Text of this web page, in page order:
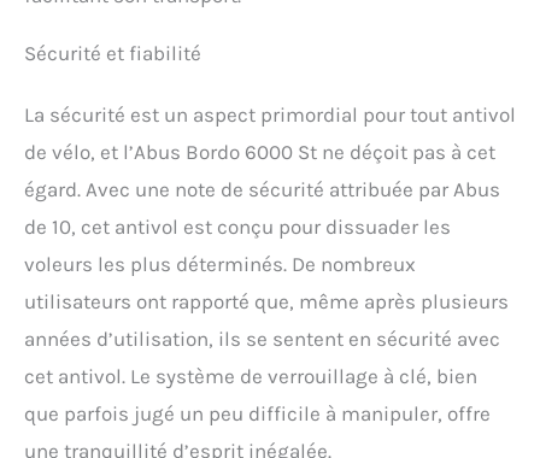
Sécurité et fiabilité
La sécurité est un aspect primordial pour tout antivol
de vélo, et l’Abus Bordo 6000 St ne déçoit pas à cet
égard. Avec une note de sécurité attribuée par Abus
de 10, cet antivol est conçu pour dissuader les
voleurs les plus déterminés. De nombreux
utilisateurs ont rapporté que, même après plusieurs
années d’utilisation, ils se sentent en sécurité avec
cet antivol. Le système de verrouillage à clé, bien
que parfois jugé un peu difficile à manipuler, offre
une tranquillité d’esprit inégalée.